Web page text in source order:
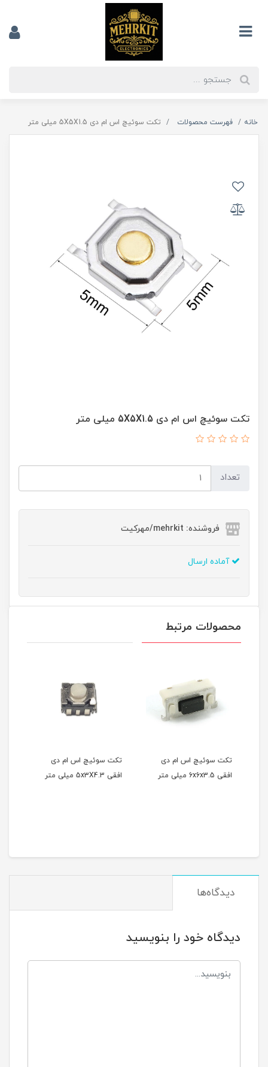
خانه فهرست محصولات تکت سوئیچ اس ام دی 5X5X1.5 میلی متر
تکت سوئیچ اس ام دی 5X5X1.5 میلی متر
تعداد
فروشنده: mehrkit/مهرکیت
آماده ارسال
محصولات مرتبط
تکت سوئیچ اس ام دی
افقی 5x3X4.3 میلی متر
تکت سوئیچ اس ام دی
4X3X4.3 میلی متر
دیدگاه‌ها
دیدگاه خود را بنویسید